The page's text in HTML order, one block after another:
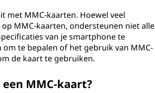
met MMC-kaarten. Hoewel veel
MMC-kaarten, ondersteunen niet alle
van je smartphone te
te bepalen of het gebruik van MMC-
de kaart te gebruiken.
MMC-kaart?